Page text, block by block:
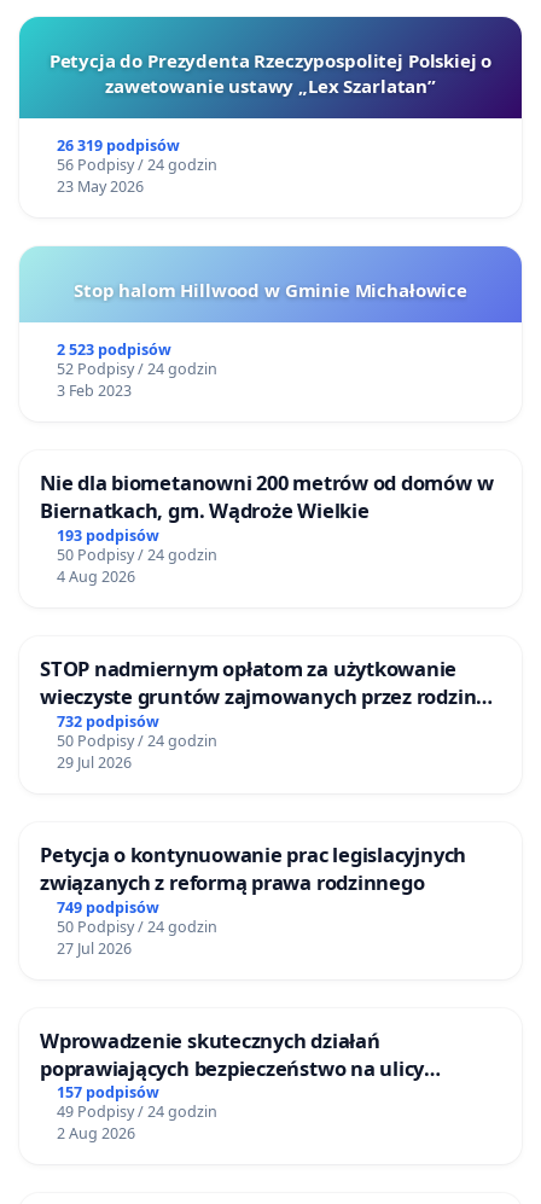
Petycja do Prezydenta Rzeczypospolitej Polskiej o
zawetowanie ustawy „Lex Szarlatan”
26 319 podpisów
56 Podpisy / 24 godzin
23 May 2026
Stop halom Hillwood w Gminie Michałowice
2 523 podpisów
52 Podpisy / 24 godzin
3 Feb 2023
Nie dla biometanowni 200 metrów od domów w
Biernatkach, gm. Wądroże Wielkie
193 podpisów
50 Podpisy / 24 godzin
4 Aug 2026
STOP nadmiernym opłatom za użytkowanie
wieczyste gruntów zajmowanych przez rodzinne
ogrody działkowe.
732 podpisów
50 Podpisy / 24 godzin
29 Jul 2026
Petycja o kontynuowanie prac legislacyjnych
związanych z reformą prawa rodzinnego
749 podpisów
50 Podpisy / 24 godzin
27 Jul 2026
Wprowadzenie skutecznych działań
poprawiających bezpieczeństwo na ulicy
Żeromskiego w Otwocku
157 podpisów
49 Podpisy / 24 godzin
2 Aug 2026